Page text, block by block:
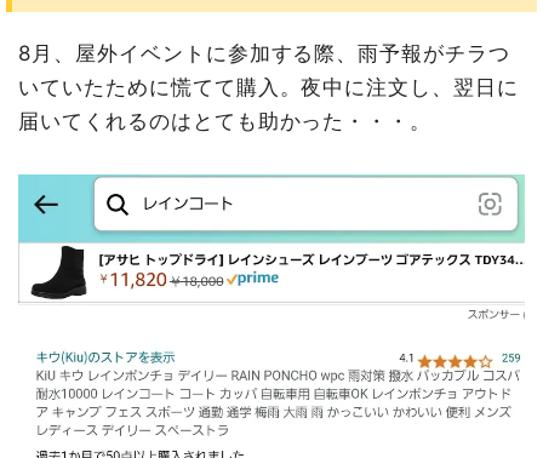
8月、屋外イベントに参加する際、雨予報がチラつ
いていたために慌てて購入。夜中に注文し、翌日に
届いてくれるのはとても助かった・・・。